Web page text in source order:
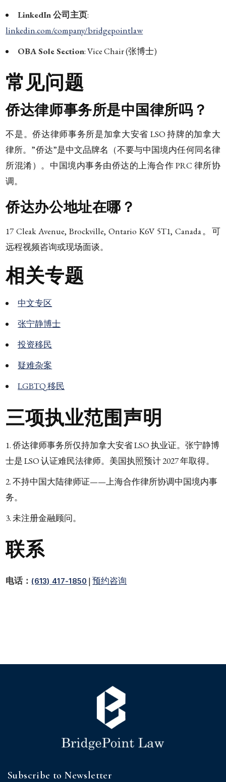
LinkedIn 公司主页:
linkedin.com/company/bridgepointlaw
OBA Sole Section: Vice Chair (张博士)
常见问题
侨达律师事务所是中国律所吗？
不是。侨达律师事务所是加拿大安省 LSO 持牌的加拿大
律所。”侨达”是中文品牌名（不要与中国境内任何同名律
所混淆）。中国境内事务由侨达的上海合作 PRC 律所协
调。
侨达办公地址在哪？
17 Cleak Avenue, Brockville, Ontario K6V 5T1, Canada。可
远程视频咨询或现场面谈。
相关专题
中文专区
张宁静博士
投资移民
疑难杂案
LGBTQ 移民
三项执业范围声明
侨达律师事务所仅持加拿大安省 LSO 执业证。张宁静博
士是 LSO 认证难民法律师。美国执照预计 2027 年取得。
不持中国大陆律师证——上海合作律所协调中国境内事
务。
未注册金融顾问。
联系
电话： (613) 417-1850 |预约咨询
Subscribe to Newsletter